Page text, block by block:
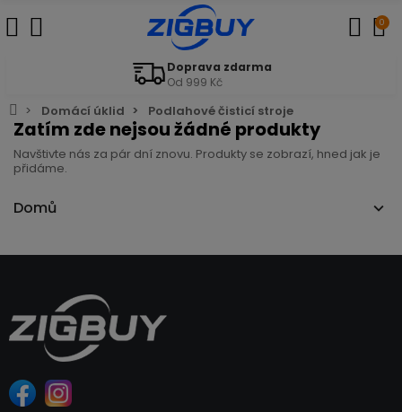
0
Doprava zdarma
Od 999 Kč
Domácí úklid Podlahové čisticí stroje
Domů
Zatím zde nejsou žádné produkty
Navštivte nás za pár dní znovu. Produkty se zobrazí, hned jak je
přidáme.